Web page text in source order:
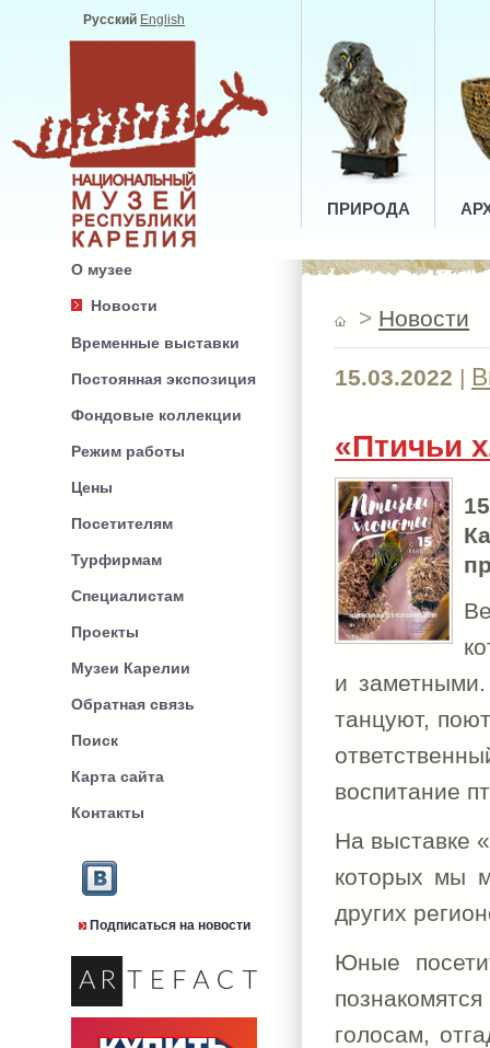
Русский English
ПРИРОДА
О музее
Новости
Временные выставки
Постоянная экспозиция
Фондовые коллекции
Режим работы
Цены
Посетителям
Турфирмам
Специалистам
Проекты
Музеи Карелии
Обратная связь
Поиск
Карта сайта
Контакты
Подписаться на новости
> Новости
15.03.2022 |
«Птичьи
и
танцуют,
воспитание
На выставке
которых мы
других
Юные
голосам,